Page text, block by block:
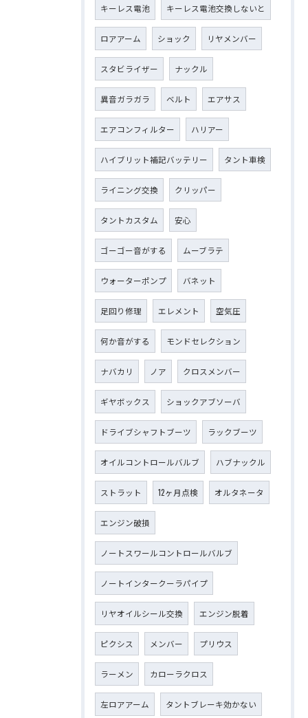
キーレス電池 キーレス電池交換しないと
ロアアーム ショック リヤメンバー
スタビライザー ナックル
異音ガラガラ ベルト エアサス
エアコンフィルター ハリアー
ハイブリット補記バッテリー タント車検
ライニング交換 クリッパー
タントカスタム 安心
ゴーゴー音がする ムーブラテ
ウォーターポンプ バネット
足回り修理 エレメント 空気圧
何か音がする モンドセレクション
ナバカリ ノア クロスメンバー
ギヤボックス ショックアブソーバ
ドライブシャフトブーツ ラックブーツ
オイルコントロールバルブ ハブナックル
ストラット 12ヶ月点検 オルタネータ
エンジン破損
ノートスワールコントロールバルブ
ノートインタークーラパイプ
リヤオイルシール交換 エンジン脱着
ピクシス メンバー プリウス
ラーメン カローラクロス
左ロアアーム タントブレーキ効かない